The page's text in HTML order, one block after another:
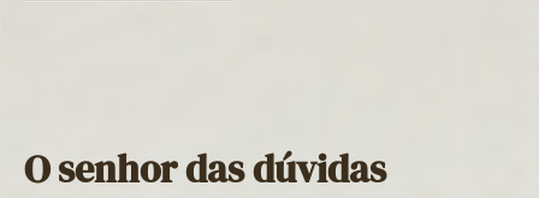
O senhor das dúvidas